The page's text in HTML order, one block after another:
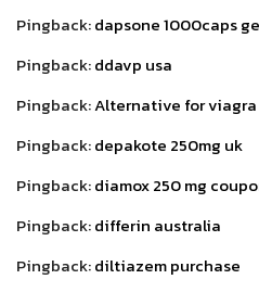
Pingback:dapsone 1000caps
Pingback:ddavp usa
Pingback:Alternative for viagra
Pingback:depakote 250mg uk
Pingback:diamox 250 mg
Pingback:differin australia
Pingback:diltiazem purchase